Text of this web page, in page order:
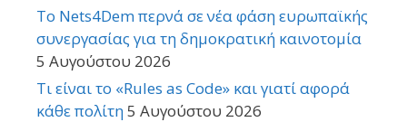
Το Nets4Dem περνά σε νέα φάση ευρωπαϊκής
συνεργασίας για τη δημοκρατική καινοτομία
5 Αυγούστου 2026
Τι είναι το «Rules as Code» και γιατί αφορά
κάθε πολίτη5 Αυγούστου 2026